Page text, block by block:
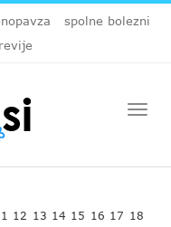
spolne bolezni
12 13 14 15 16 17 18